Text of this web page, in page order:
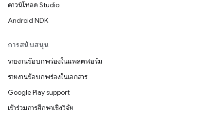
ดาวน์โหลด Studio
Android NDK
การสนับสนุน
รายงานข้อบกพร่องในแพลตฟอร์ม
รายงานข้อบกพร่องในเอกสาร
Google Play support
เข้าร่วมการศึกษาเชิงวิจัย